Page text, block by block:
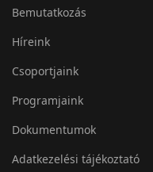
Bemutatkozás
Híreink
Csoportjaink
Programjaink
Dokumentumok
Adatkezelési tájékoztató